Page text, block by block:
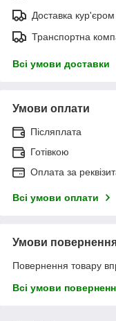
Доставка кур'єром
Транспортна
Всі умови доставки
Умови оплати
Післяплата
Готівкою
Оплата за
Всі умови оплати
Умови
Повернення товару
Всі умови